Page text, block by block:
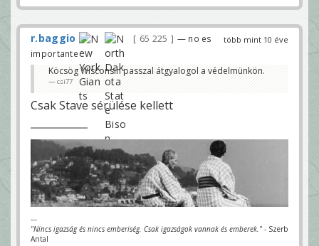
több mint 10 éve
r.baggio 65 225
— no es
importante
Köcsög Wisconsin passzal átgyalogol a védelmünkön.
csi77
Csak Stave sérülése kellett
---
"Nincs igazság és nincs emberiség. Csak igazságok vannak és emberek." - Szerb
Antal